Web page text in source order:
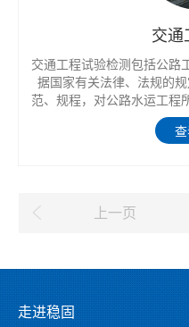
交通
交通工程试验检测包括公路
据国家有关法律、法规的
范、规程，对公路水运工程
实体的质量和技术指
上一页
走进稳固